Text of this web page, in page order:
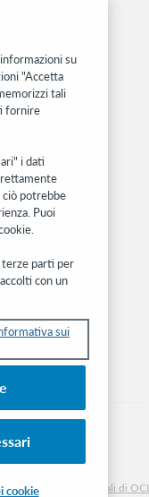
e internazionali di
su
"Accetta
tali
fornire
i dati
potrebbe
Puoi
terze parti per
con un
sui
cookie